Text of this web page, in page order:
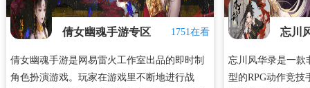
1751在看
倩女幽魂手游专区
倩女幽魂手游是网易雷火工作室出品的即时制
角色扮演游戏。玩家在游戏里不断地进行战
忘川
忘川风华录是一款
型的RPG动作竞技